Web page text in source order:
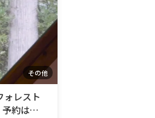
その他
ォレスト
約は👉